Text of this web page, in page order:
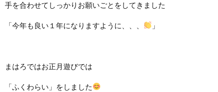
手を合わせてしっかりお願いごとをしてきました
「今年も良い１年になりますように、、、 」
まはろではお正月遊びでは
「ふくわらい」をしました